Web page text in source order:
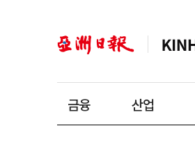
금융 산업